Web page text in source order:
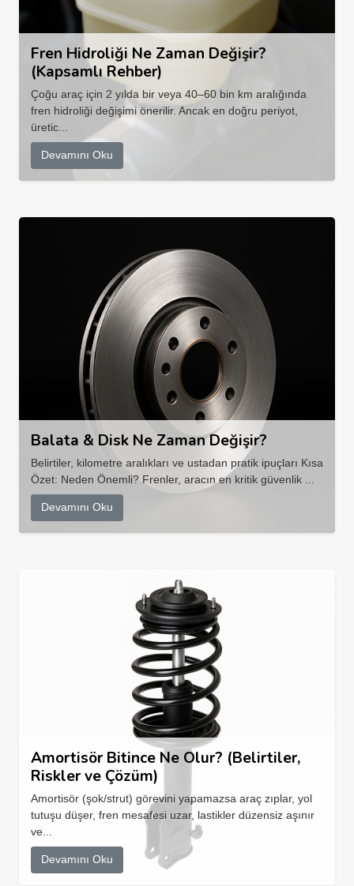
Fren Hidroliği Ne Zaman Değişir?
(Kapsamlı Rehber)
Çoğu araç için 2 yılda bir veya 40–60 bin km aralığında
fren hidroliği değişimi önerilir. Ancak en doğru periyot,
üretic...
Devamını Oku
Balata & Disk Ne Zaman Değişir?
Belirtiler, kilometre aralıkları ve ustadan pratik ipuçları Kısa
Özet: Neden Önemli? Frenler, aracın en kritik güvenlik ...
Devamını Oku
Amortisör Bitince Ne Olur? (Belirtiler,
Riskler ve Çözüm)
Amortisör (şok/strut) görevini yapamazsa araç zıplar, yol
tutuşu düşer, fren mesafesi uzar, lastikler düzensiz aşınır
ve...
Devamını Oku